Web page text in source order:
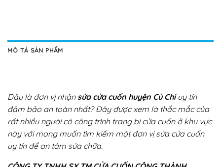
MÔ TẢ SẢN PHẨM
Đâu là đơn vị nhận sửa cửa cuốn huyện Củ Chi uy tín
đảm bảo an toàn nhất? Đây được xem là thắc mắc của
rất nhiều người có công trình trang bị cửa cuốn ở khu vực
này với mong muốn tìm kiếm một đơn vị sửa cửa cuốn
uy tín để an tâm sửa chữa.